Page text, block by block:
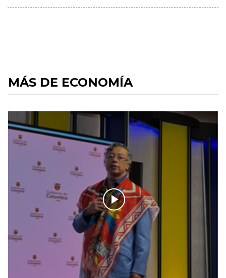
MÁS DE ECONOMÍA